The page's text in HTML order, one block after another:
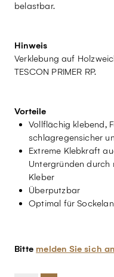
belastbar.
Hinweis
Verklebung auf
TESCON PRIMER RP.
Vorteile
Vollflächig klebend,
schlagregensicher
Extreme Klebkraft
Untergründen durch
Kleber
Überputzbar
Optimal für
Bitte melden Sie sich an